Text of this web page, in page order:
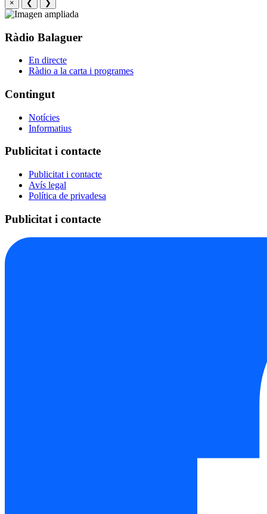
× ❮ ❯
Ràdio Balaguer
En directe
Ràdio a la carta i programes
Contingut
Notícies
Informatius
Publicitat i contacte
Publicitat i contacte
Avís legal
Política de privadesa
Publicitat i contacte